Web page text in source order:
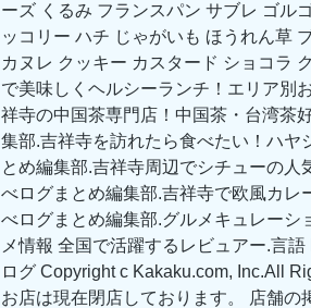
ーズ くるみ フランスパン サブレ ゴル
ッコリー ハチ じゃがいも ほうれん草
カヌレ クッキー カスタード ショコラ
で美味しくヘルシーランチ！エリア別
祥寺の中国茶専門店！中国茶・台湾茶
集部.吉祥寺を訪れたら食べたい！ハヤ
とめ編集部.吉祥寺周辺でシチューの
べログまとめ編集部.吉祥寺で欧風カレ
べログまとめ編集部.グルメキュレー
メ情報 全国で活躍するレビュアー.言
ログ Copyright c Kakaku.com, Inc.All
お店は現在閉店しております。 店舗